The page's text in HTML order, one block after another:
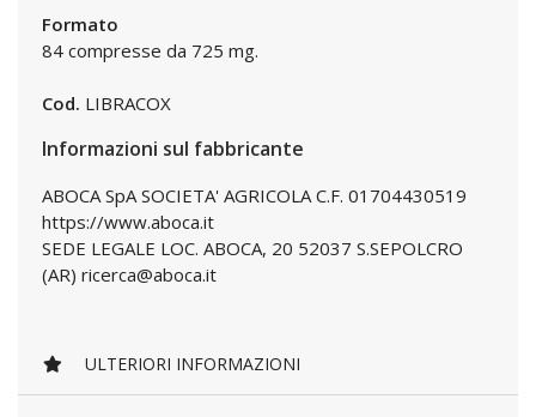
Formato
84 compresse da 725 mg.
Cod. LIBRACOX
Informazioni sul fabbricante
ABOCA SpA SOCIETA' AGRICOLA C.F. 01704430519
https://www.aboca.it
SEDE LEGALE LOC. ABOCA, 20 52037 S.SEPOLCRO
(AR) ricerca@aboca.it
ULTERIORI INFORMAZIONI